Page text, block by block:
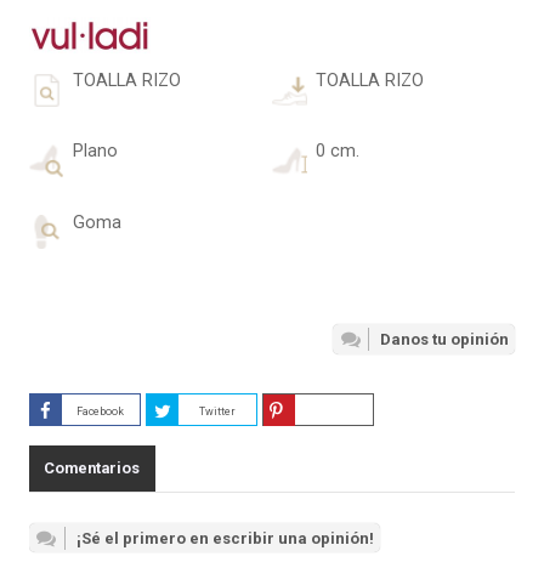
TOALLA RIZO TOALLA RIZO
Plano 0 cm.
Goma
Danos tu opinión
Facebook Twitter
Comentarios
¡Sé el primero en escribir una opinión!